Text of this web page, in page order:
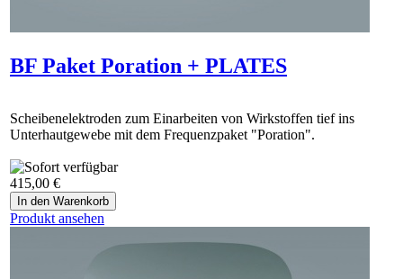
BF Paket Poration + PLATES
Scheibenelektroden zum Einarbeiten von Wirkstoffen tief ins
Unterhautgewebe mit dem Frequenzpaket "Poration".
415,00 €
Produkt ansehen